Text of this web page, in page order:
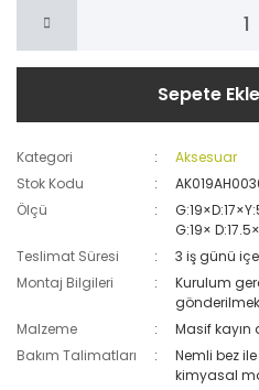
Sepete Ekle
Kategori
Aksesuar
Stok Kodu
Ölçü
G:19×
Teslimat Süresi
3 iş günü
Montaj Bilgileri
Kurulum
Malzeme
Masif kayın
Bakım Talimatları
Nemli bez
kimyasal